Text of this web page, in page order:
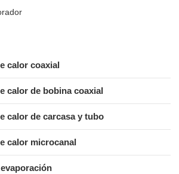
calor coaxial
calor de bobina coaxial
calor de carcasa y tubo
calor microcanal